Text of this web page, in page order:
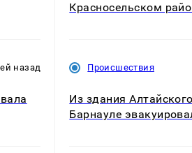
назад
Красносельском
Происшествия
Из здания
Барнауле